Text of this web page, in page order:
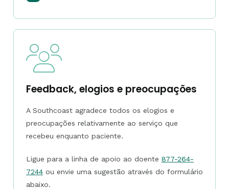
Feedback, elogios e preocupações
A Southcoast agradece todos os elogios e
preocupações relativamente ao serviço que
recebeu enquanto paciente.
Ligue para a linha de apoio ao doente 877-264-
7244 ou envie uma sugestão através do formulário
abaixo.